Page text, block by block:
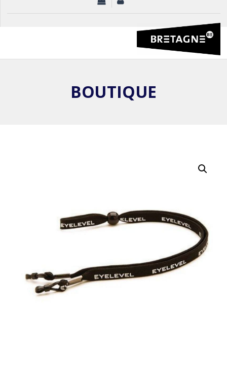
BOUTIQUE